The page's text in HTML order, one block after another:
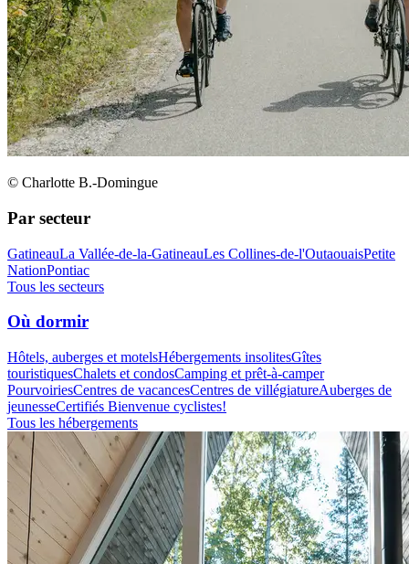
© Charlotte B.-Domingue
Par secteur
GatineauLa Vallée-de-la-GatineauLes Collines-de-l'OutaouaisPetite
NationPontiac
Tous les secteurs
Où dormir
Hôtels, auberges et motelsHébergements insolitesGîtes
touristiquesChalets et condosCamping et prêt-à-camper
PourvoiriesCentres de vacancesCentres de villégiatureAuberges de
jeunesseCertifiés Bienvenue cyclistes!
Tous les hébergements